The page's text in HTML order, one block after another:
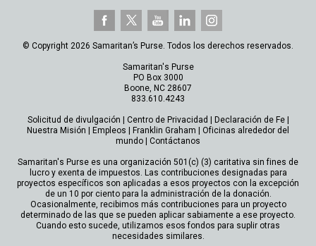
© Copyright 2026 Samaritan’s Purse. Todos los derechos reservados.
Samaritan's Purse
PO Box 3000
Boone, NC 28607
833.610.4243
Solicitud de divulgación | Centro de Privacidad | Declaración de Fe|
Nuestra Misión | Empleos | Franklin Graham | Oficinas alrededor del
mundo | Contáctanos
Samaritan's Purse es una organización 501(c) (3) caritativa sin fines de
lucro y exenta de impuestos. Las contribuciones designadas para
proyectos específicos son aplicadas a esos proyectos con la excepción
de un 10 por ciento para la administración de la donación.
Ocasionalmente, recibimos más contribuciones para un proyecto
determinado de las que se pueden aplicar sabiamente a ese proyecto.
Cuando esto sucede, utilizamos esos fondos para suplir otras
necesidades similares.